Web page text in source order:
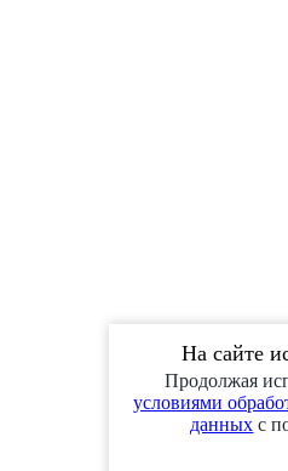
На сайте
Продолжая
условиями
данных с